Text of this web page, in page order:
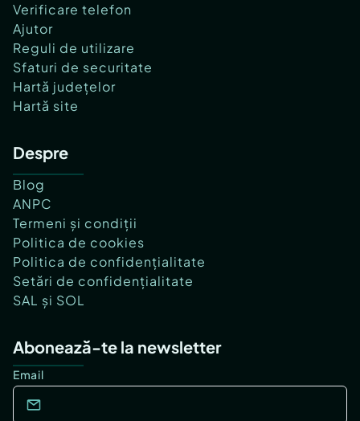
Verificare telefon
Ajutor
Reguli de utilizare
Sfaturi de securitate
Hartă județelor
Hartă site
Despre
Blog
ANPC
Termeni și condiții
Politica de cookies
Politica de confidențialitate
Setări de confidențialitate
SAL și SOL
Abonează-te la newsletter
Email